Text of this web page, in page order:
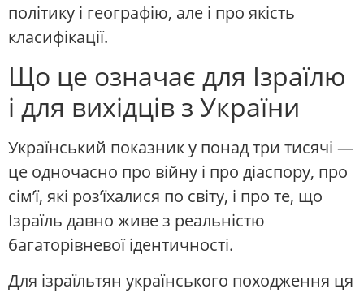
політику і географію, але і про якість
класифікації.
Що це означає для Ізраїлю
і для вихідців з України
Український показник у понад три тисячі —
це одночасно про війну і про діаспору, про
сім’ї, які роз’їхалися по світу, і про те, що
Ізраїль давно живе з реальністю
багаторівневої ідентичності.
Для ізраїльтян українського походження ця